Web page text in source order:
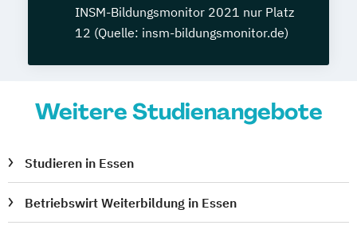
INSM-Bildungsmonitor 2021 nur Platz
12 (Quelle: insm-bildungsmonitor.de)
Weitere Studienangebote
Studieren in Essen
Betriebswirt Weiterbildung in Essen